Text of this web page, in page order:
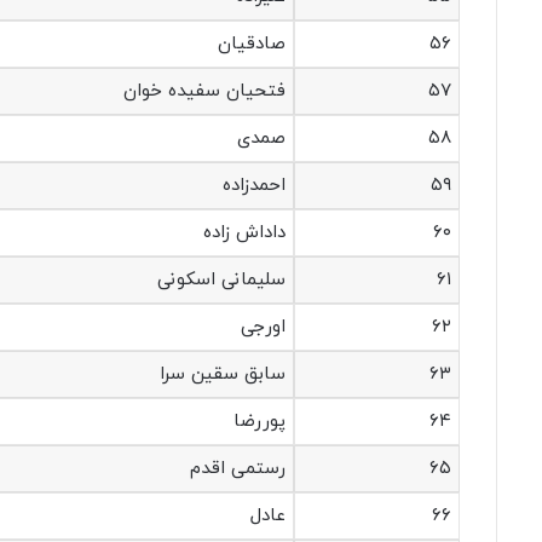
۵۶
صادقیان
۵۷
فتحیان سفیده خوان
۵۸
صمدی
۵۹
احمدزاده
۶۰
داداش زاده
۶۱
سلیمانی اسکونی
۶۲
اورجی
۶۳
سابق سقین سرا
۶۴
پوررضا
۶۵
رستمی اقدم
۶۶
عادل